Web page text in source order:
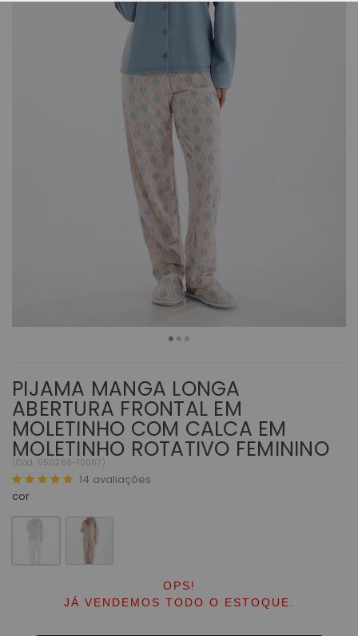
PIJAMA MANGA LONGA
ABERTURA FRONTAL EM
MOLETINHO COM CALCA EM
MOLETINHO ROTATIVO FEMININO
(Cód. 050266-10067)
14 avaliações
cor
OPS!
JÁ VENDEMOS TODO O ESTOQUE.